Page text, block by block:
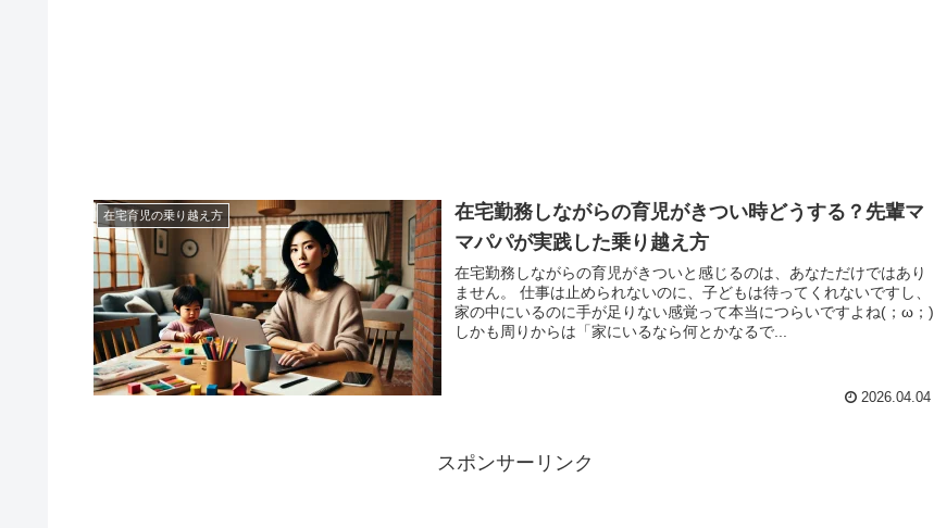
在宅育児の乗り越え方
在宅勤務しながらの育児がきつい時どうする？先輩マ
マパパが実践した乗り越え方
在宅勤務しながらの育児がきついと感じるのは、あなただけではあり
ません。 仕事は止められないのに、子どもは待ってくれないですし、
家の中にいるのに手が足りない感覚って本当につらいですよね(；ω；)
しかも周りからは「家にいるなら何とかなるで...
2026.04.04
スポンサーリンク